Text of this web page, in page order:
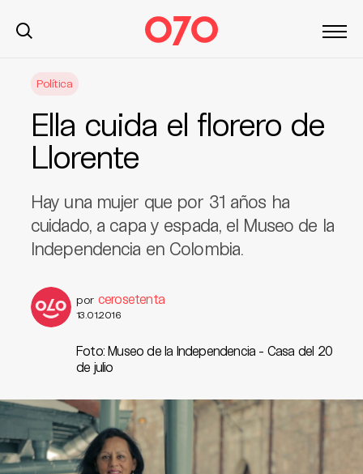
Política
Ella cuida el florero de
Llorente
Hay una mujer que por 31 años ha
cuidado, a capa y espada, el Museo de la
Independencia en Colombia.
por cerosetenta
13.01.2016
Foto: Museo de la Independencia - Casa del 20
de julio